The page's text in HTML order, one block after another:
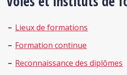
Lieux de formations
Formation continue
Reconnaissance des diplômes